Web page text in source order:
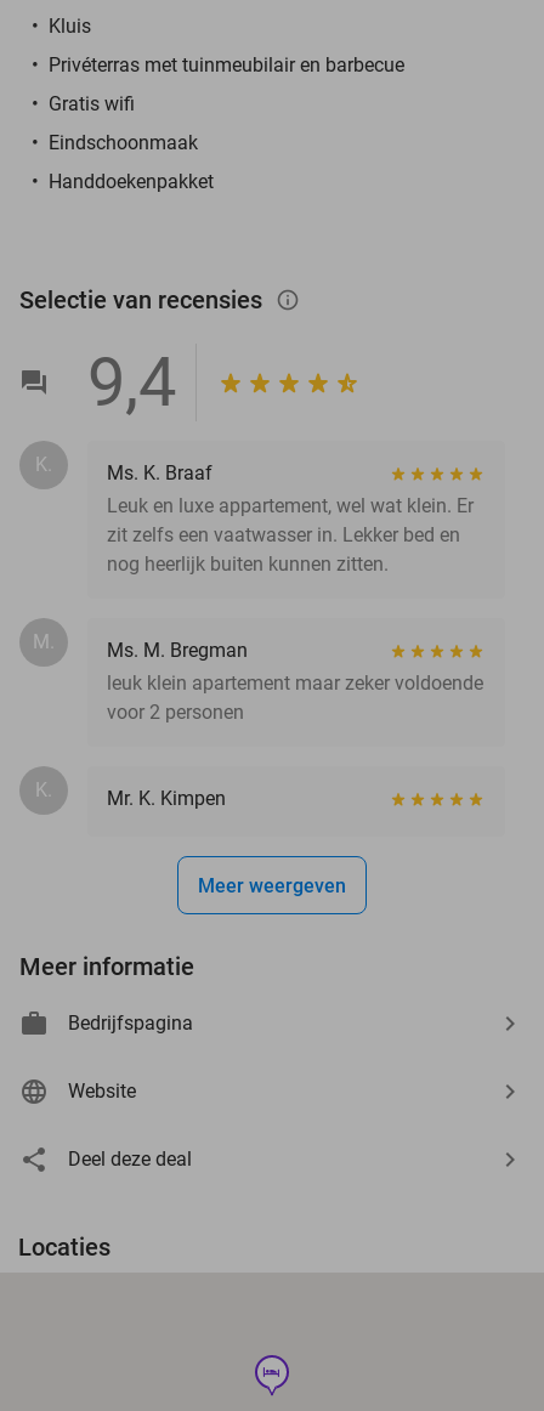
Kluis
Privéterras met tuinmeubilair en barbecue
Gratis wifi
Eindschoonmaak
Handdoekenpakket
Selectie van recensies info_outlined
9,4
K.
Ms. K. Braaf
Leuk en luxe appartement, wel wat klein. Er
zit zelfs een vaatwasser in. Lekker bed en
nog heerlijk buiten kunnen zitten.
M.
Ms. M. Bregman
leuk klein apartement maar zeker voldoende
voor 2 personen
K. Mr. K. Kimpen
Meer weergeven
Meer informatie
Bedrijfspagina
Website
Deel deze deal
Locaties
hotel